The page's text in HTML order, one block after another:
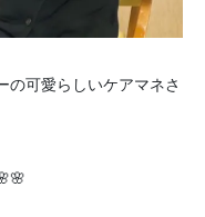
の可愛らしいケアマネさ